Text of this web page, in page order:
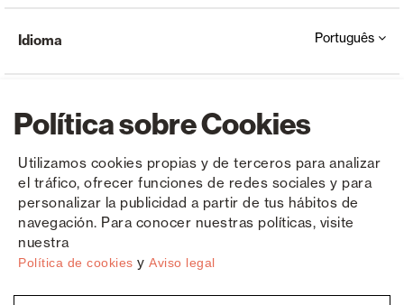
Política sobre Cookies
Utilizamos cookies propias y de terceros para analizar
el tráfico, ofrecer funciones de redes sociales y para
personalizar la publicidad a partir de tus hábitos de
navegación. Para conocer nuestras políticas, visite
nuestra
Política de cookies y Aviso legal
Copyright © Saxun 2023 - 2026 Política de privacidade Aviso Legal Cookies
Idioma Português